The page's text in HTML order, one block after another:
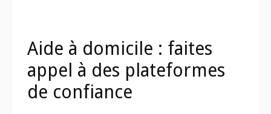
Aide à domicile : faites
appel à des plateformes
de confiance